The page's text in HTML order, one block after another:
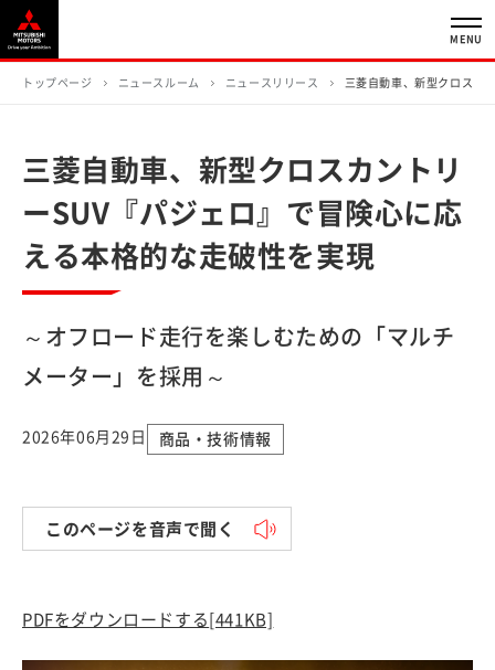
MENU
トップページ ニュースルーム ニュースリリース 三菱自動車、新型クロスカ
三菱自動車、新型クロスカントリ
ーSUV『パジェロ』で冒険心に応
える本格的な走破性を実現
～オフロード走行を楽しむための「マルチ
メーター」を採用～
2026年06月29日 商品・技術情報
このページを音声で聞く
PDFをダウンロードする [441KB]